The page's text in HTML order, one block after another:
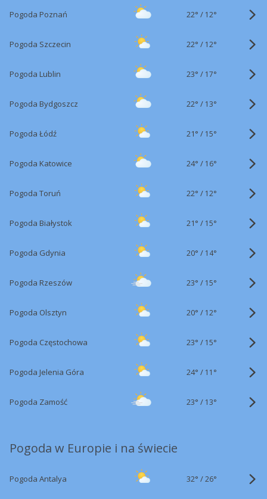
Pogoda Poznań 22° / 12°
Pogoda Szczecin 22° / 12°
Pogoda Lublin 23° / 17°
Pogoda Bydgoszcz 22° / 13°
Pogoda Łódź 21° / 15°
Pogoda Katowice 24° / 16°
Pogoda Toruń 22° / 12°
Pogoda Białystok 21° / 15°
Pogoda Gdynia 20° / 14°
Pogoda Rzeszów 23° / 15°
Pogoda Olsztyn 20° / 12°
Pogoda Częstochowa 23° / 15°
Pogoda Jelenia Góra 24° / 11°
Pogoda Zamość 23° / 13°
Pogoda w Europie i na świecie
Pogoda Antalya 32° /26°